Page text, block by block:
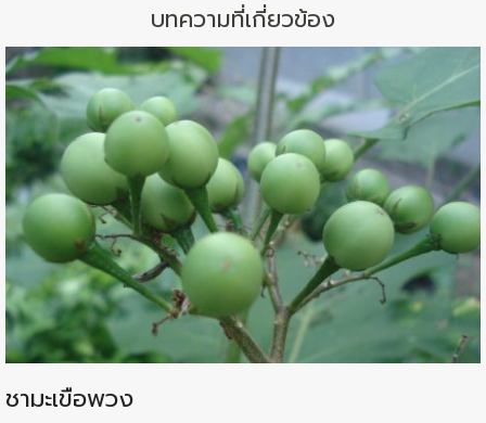
บทความที่เกี่ยวข้อง
ชามะเขือพวง